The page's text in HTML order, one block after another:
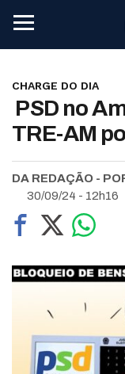
CHARGE DO DIA
PSD no
TRE-AM
DA REDAÇÃO -
30/09/24 - 12h16